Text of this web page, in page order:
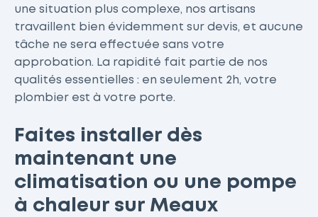
une situation plus complexe, nos artisans
travaillent bien évidemment sur devis, et aucune
tâche ne sera effectuée sans votre
approbation. La rapidité fait partie de nos
qualités essentielles : en seulement 2h, votre
plombier est à votre porte.
Faites installer dès
maintenant une
climatisation ou une pompe
à chaleur sur Meaux